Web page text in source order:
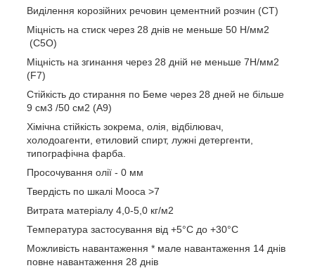
Виділення корозійних речовин цементний розчин (СТ)
Міцність на стиск через 28 днів не меньше 50 Н/мм2
(С5O)
Міцність на згинання через 28 дній не меньше 7Н/мм2
(F7)
Стійкість до стирання по Беме через 28 дней не більше
9 см3 /50 см2 (A9)
Хімічна стійкість зокрема, олія, відбілювач,
холодоагенти, етиловий спирт, лужні детергенти,
типографічна фарба.
Просочування олії - 0 мм
Твердість по шкалі Мооса >7
Витрата матеріалу 4,0-5,0 кг/м2
Температура застосування від +5°C до +30°C
Можливість навантаження * мале навантаження 14 днів
повне навантаження 28 днів